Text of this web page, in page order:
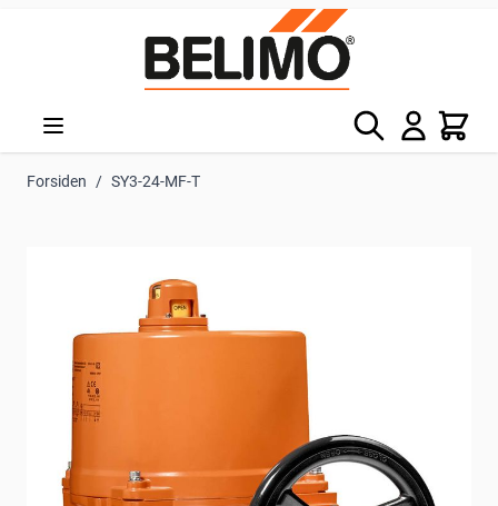
Søg Kurv
Forsiden / SY3-24-MF-T